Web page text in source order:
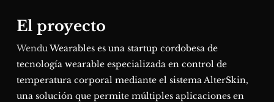
El proyecto
WenduWearables es una startup cordobesa de
tecnología wearable especializada en control de
temperatura corporal mediante el sistema AlterSkin,
una solución que permite múltiples aplicaciones en